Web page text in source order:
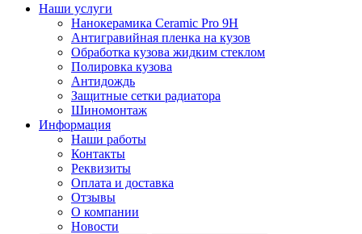
Наши услуги
Нанокерамика Ceramic Pro 9H
Антигравийная пленка на кузов
Обработка кузова жидким стеклом
Полировка кузова
Антидождь
Защитные сетки радиатора
Шиномонтаж
Информация
Наши работы
Контакты
Реквизиты
Оплата и доставка
Отзывы
О компании
Новости